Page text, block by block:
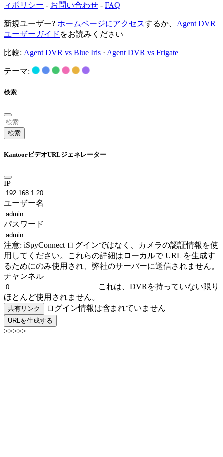
ィポリシー - お問い合わせ - FAQ
新規ユーザー? ホームページにアクセスするか、 Agent DVR
ユーザーガイド をお読みください
比較: Agent DVR vs Blue Iris · Agent DVR vs Frigate
テーマ:
検索
検索
KantoorビデオURLジェネレーター
IP
ユーザー名
パスワード
注意: iSpyConnect ログインではなく、カメラの認証情報を使
用してください。これらの詳細はローカルで URL を生成す
るためにのみ使用され、弊社のサーバーに送信されません。
チャンネル
これは、DVRを持っていない限り
ほとんど使用されません。
共有リンク ログイン情報は含まれていません
URLを生成する
>>>>>